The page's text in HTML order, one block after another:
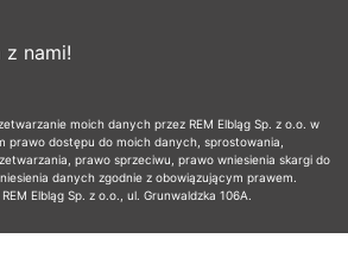
z nami!
moich danych przez REM Elbląg Sp. z o.o. w
prawo dostępu do moich danych, sprostowania,
prawo sprzeciwu, prawo wniesienia skargi do
danych zgodnie z obowiązującym prawem.
Elbląg Sp. z o.o., ul. Grunwaldzka 106A.